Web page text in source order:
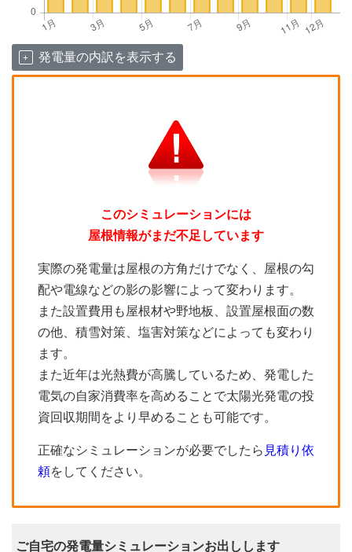
発電量の内訳を表示する
このシミュレーションには
屋根情報がまだ不足しています
実際の発電量は屋根の方角だけでなく、屋根の勾
配や電線などの影の影響によって変わります。
また設置費用も屋根材や野地板、設置屋根面の数
の他、積雪対策、塩害対策などによっても変わり
ます。
また近年は光熱費が高騰しているため、発電した
電気の自家消費率を高めることで太陽光発電の投
資回収期間をより早めることも可能です。
正確なシミュレーションが必要でしたら 見積り依
頼をしてください。
ご自宅の発電量シミュレーションお出しします